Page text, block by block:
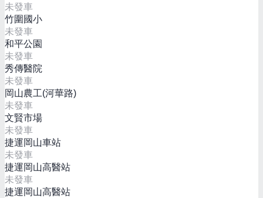
未發車
竹圍國小
未發車
和平公園
未發車
秀傳醫院
未發車
岡山農工(河華路)
未發車
文賢市場
未發車
捷運岡山車站
未發車
捷運岡山高醫站
未發車
捷運岡山高醫站